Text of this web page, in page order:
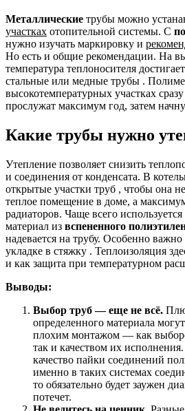
Металлические трубы можно
участках отопительной системы. С
нужно изучать маркировку и
Но есть и общие рекомендации. На
температура теплоносителя
стальные или медные трубы .
высокотемпературных участках
прослужат максимум год, затем
Какие трубы нужно
Утепление позволяет снизить
и соединения от конденсата. В
открытые участки труб , чтобы она
теплое помещение в доме, а
радиаторов. Чаще всего
материал из вспененного
надевается на трубу. Особенно
укладке в стяжку . Теплоизоляция
и как защита при температурном
Выводы:
Выбор труб — еще не всё.
определенного материала
плохим монтажом — как
так и качеством их
качество пайки соединений
именно в таких системах
то обязательно будет заужен
потечет.